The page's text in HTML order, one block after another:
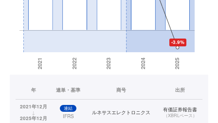
年 連単・基準 商号 出所
2021年12月
↓
2025年12月
連結
IFRS
ルネサスエレクトロニクス 有価証券報告書
（XBRLベース ）